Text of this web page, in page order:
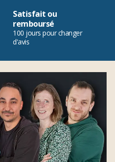
Satisfait ou
remboursé
100 jours pour changer
d'avis